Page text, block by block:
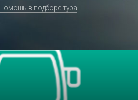
Помощь в подборе тура